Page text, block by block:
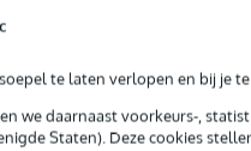
te laten verlopen en bij je
we daarnaast voorkeurs-,
Staten). Deze cookies